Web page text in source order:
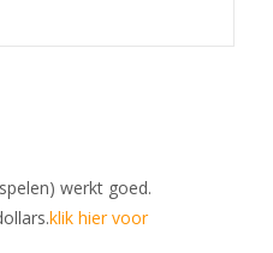
werkt goed.
klik hier voor